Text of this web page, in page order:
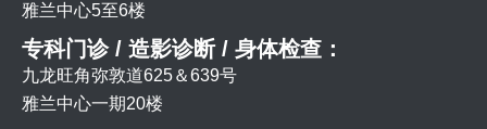
雅兰中心5至6楼
专科门诊 / 造影诊断 / 身体检查：
九龙旺角弥敦道625＆639号
雅兰中心一期20楼